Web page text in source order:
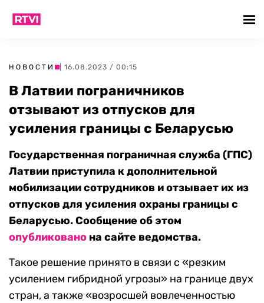
НОВОСТИ | 16.08.2023 / 00:15
В Латвии пограничников
отзывают из отпусков для
усиления границы с Беларусью
Государственная пограничная служба (ГПС)
Латвии приступила к дополнительной
мобилизации сотрудников и отзывает их из
отпусков для усиления охраны границы с
Беларусью. Сообщение об этом
опубликовано на сайте ведомства.
Такое решение принято в связи с «резким
усилением гибридной угрозы» на границе двух
стран, а также «возросшей вовлеченностью